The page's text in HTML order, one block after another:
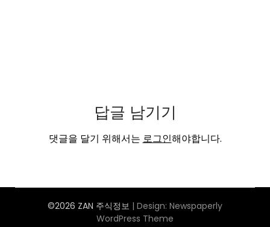
답글 남기기
댓글을 달기 위해서는 로그인해야합니다.
©2026 ZAN 주식정보 | Design: Newspaperly
WordPress Theme